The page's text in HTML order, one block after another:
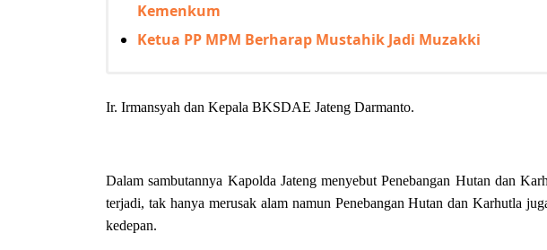
Kemenkum
Ketua PP MPM Berharap Mustahik Jadi Muzakki
Ir. Irmansyah dan Kepala BKSDAE Jateng Darmanto.
Dalam sambutannya Kapolda Jateng menyebut Penebangan Hutan dan
terjadi, tak hanya merusak alam namun Penebangan Hutan dan Karhutla
kedepan.